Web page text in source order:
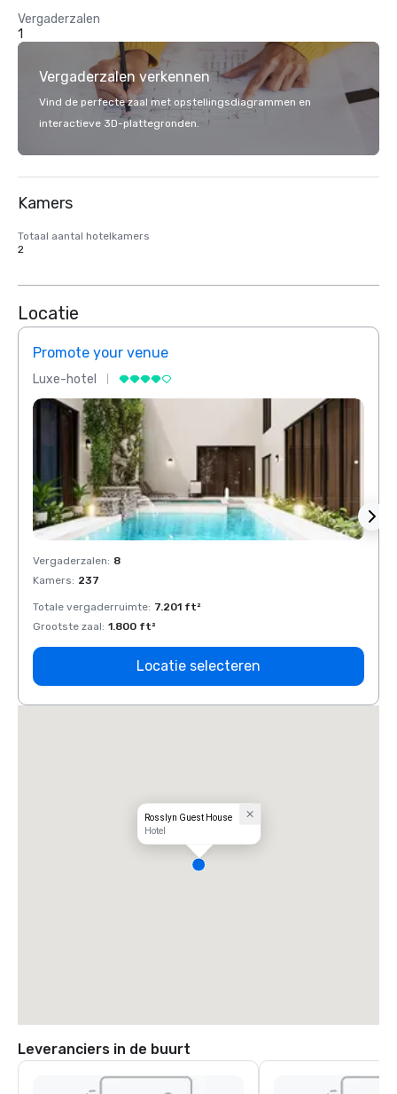
Vergaderzalen
1
Vergaderzalen verkennen
Vind de perfecte zaal met opstellingsdiagrammen en
interactieve 3D-plattegronden.
Kamers
Totaal aantal hotelkamers
2
Locatie
Promote your venue
Luxe-hotel
Vergaderzalen: 8
Kamers: 237
Totale vergaderruimte: 7.201 ft²
Grootste zaal: 1.800 ft²
Locatie selecteren
Rosslyn Guest House
Hotel
Leveranciers in de buurt